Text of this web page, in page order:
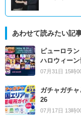
あわせて読みたい記
ピューロラ
ハロウィーン
07月31日 15時
ガチャガチ
26
07月17日 13時